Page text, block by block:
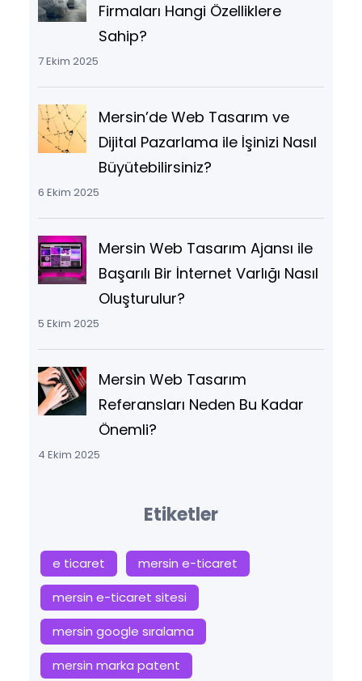
Firmaları Hangi Özelliklere
Sahip?
7 Ekim 2025
Mersin’de Web Tasarım ve
Dijital Pazarlama ile İşinizi Nasıl
Büyütebilirsiniz?
6 Ekim 2025
Mersin Web Tasarım Ajansı ile
Başarılı Bir İnternet Varlığı Nasıl
Oluşturulur?
5 Ekim 2025
Mersin Web Tasarım
Referansları Neden Bu Kadar
Önemli?
4 Ekim 2025
Etiketler
e ticaret
mersin e-ticaret
mersin e-ticaret sitesi
mersin google sıralama
mersin marka patent